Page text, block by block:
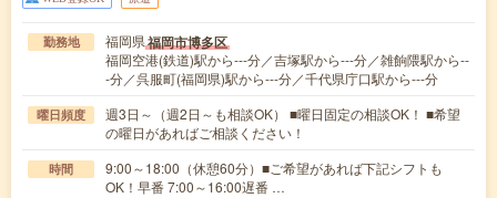
勤務地 福岡県福岡市博多区
福岡空港(鉄道)駅から---分／吉塚駅から---分／雑餉隈駅から--
-分／呉服町(福岡県)駅から---分／千代県庁口駅から---分
曜日頻度
週3日～（週2日～も相談OK） ■曜日固定の相談OK！ ■希望
の曜日があればご相談ください！
時間
9:00～18:00（休憩60分）■ご希望があれば下記シフトも
OK！早番 7:00～16:00遅番 …